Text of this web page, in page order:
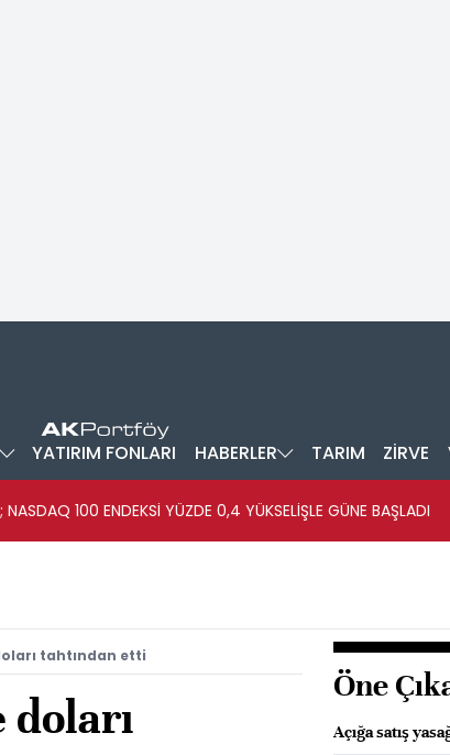
YATIRIM FONLARI HABERLER TARIM ZİRVE
100 ENDEKSİ YÜZDE 0,4 YÜKSELİŞLE GÜNE BAŞLADI
tahtından etti
Öne
Açığa satış